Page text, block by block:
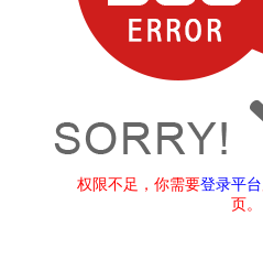
权限不足，你需要登录平台
页。